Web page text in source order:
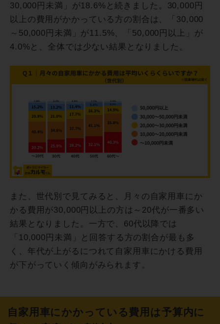
30,000円未満」が18.6%と続きました。30,000円
以上の費用がかかっている方の割合は、「30,000
～50,000円未満」が11.5%、「50,000円以上」が
4.0%と、全体では少ない結果となりました。
また、世代別で見てみると、月々の自家用車にか
かる費用が30,000円以上の方は～20代が一番多い
結果となりました。一方で、60代以降では
「10,000円未満」と回答する方の割合が最も多
く、年代が上がるにつれて自家用車にかける費用
が下がっていく傾向がみられます。
自家用車にかかっている費用は予算内に